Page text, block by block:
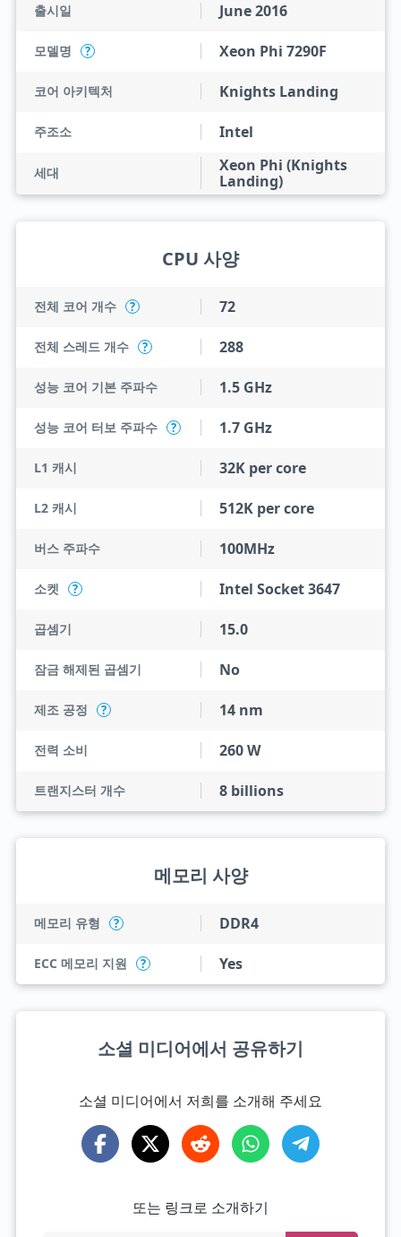
출시일 June 2016
모델명 ? Xeon Phi 7290F
코어 아키텍처 Knights Landing
주조소 Intel
세대
Xeon Phi (Knights
Landing)
CPU 사양
전체 코어 개수 ? 72
전체 스레드 개수 ? 288
성능 코어 기본 주파수 1.5 GHz
성능 코어 터보 주파수 ? 1.7 GHz
L1 캐시 32K per core
L2 캐시 512K per core
버스 주파수 100MHz
소켓 ? Intel Socket 3647
곱셈기 15.0
잠금 해제된 곱셈기 No
제조 공정 ? 14 nm
전력 소비 260 W
트랜지스터 개수 8 billions
메모리 사양
메모리 유형 ? DDR4
ECC 메모리 지원 ? Yes
소셜 미디어에서 공유하기
소셜 미디어에서 저희를 소개해 주세요
또는 링크로 소개하기